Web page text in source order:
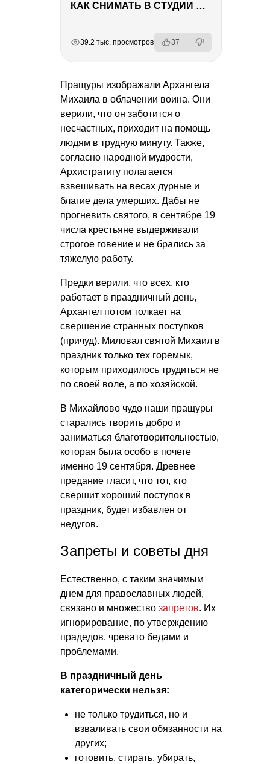
КАК СНИМАТЬ В СТУДИИ СО ВСПЫШКАМИ
39.2 тыс. просмотров 37
Пращуры изображали Архангела
Михаила в облачении воина. Они
верили, что он заботится о
несчастных, приходит на помощь
людям в трудную минуту. Также,
согласно народной мудрости,
Архистратигу полагается
взвешивать на весах дурные и
благие дела умерших. Дабы не
прогневить святого, в сентябре 19
числа крестьяне выдерживали
строгое говение и не брались за
тяжелую работу.
Предки верили, что всех, кто
работает в праздничный день,
Архангел потом толкает на
свершение странных поступков
(причуд). Миловал святой Михаил в
праздник только тех горемык,
которым приходилось трудиться не
по своей воле, а по хозяйской.
В Михайлово чудо наши пращуры
старались творить добро и
заниматься благотворительностью,
которая была особо в почете
именно 19 сентября. Древнее
предание гласит, что тот, кто
свершит хороший поступок в
праздник, будет избавлен от
недугов.
Запреты и советы дня
Естественно, с таким значимым
днем для православных людей,
связано и множество запретов. Их
игнорирование, по утверждению
прадедов, чревато бедами и
проблемами.
В праздничный день
категорически нельзя:
не только трудиться, но и
взваливать свои обязанности на
других;
готовить, стирать, убирать,